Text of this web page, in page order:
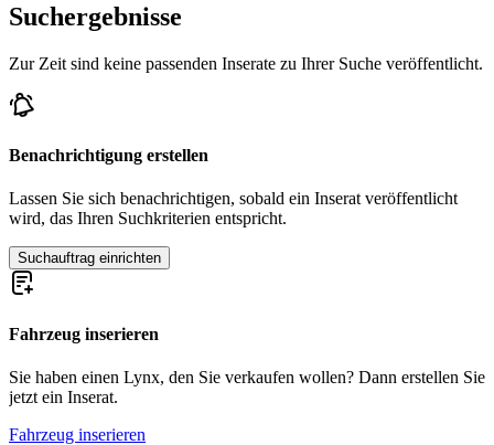
Suchergebnisse
Zur Zeit sind keine passenden Inserate zu Ihrer Suche veröffentlicht.
Benachrichtigung erstellen
Lassen Sie sich benachrichtigen, sobald ein Inserat veröffentlicht
wird, das Ihren Suchkriterien entspricht.
Suchauftrag einrichten
Fahrzeug inserieren
Sie haben einen Lynx, den Sie verkaufen wollen? Dann erstellen Sie
jetzt ein Inserat.
Fahrzeug inserieren